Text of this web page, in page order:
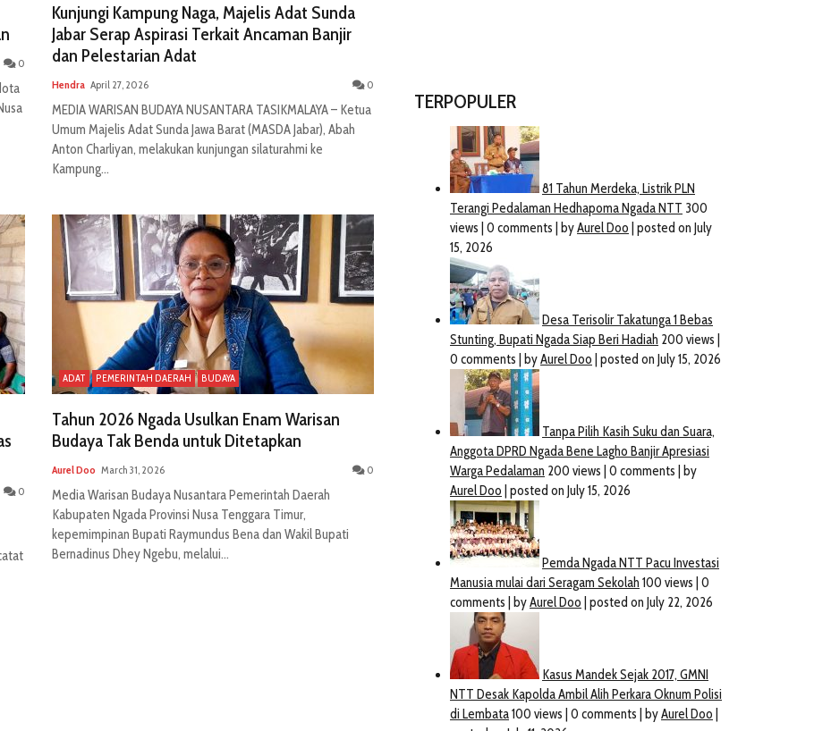
0
Kunjungi Kampung Naga, Majelis Adat Sunda
Jabar Serap Aspirasi Terkait Ancaman Banjir
dan Pelestarian Adat
Hendra April 27, 2026 0
MEDIA WARISAN BUDAYA NUSANTARA TASIKMALAYA – Ketua
Umum Majelis Adat Sunda Jawa Barat (MASDA Jabar), Abah
Anton Charliyan, melakukan kunjungan silaturahmi ke
Kampung...
0
ADAT PEMERINTAH DAERAH BUDAYA
Tahun 2026 Ngada Usulkan Enam Warisan
Budaya Tak Benda untuk Ditetapkan
Aurel Doo March 31, 2026 0
Media Warisan Budaya Nusantara Pemerintah Daerah
Kabupaten Ngada Provinsi Nusa Tenggara Timur,
kepemimpinan Bupati Raymundus Bena dan Wakil Bupati
Bernadinus Dhey Ngebu, melalui...
TERPOPULER